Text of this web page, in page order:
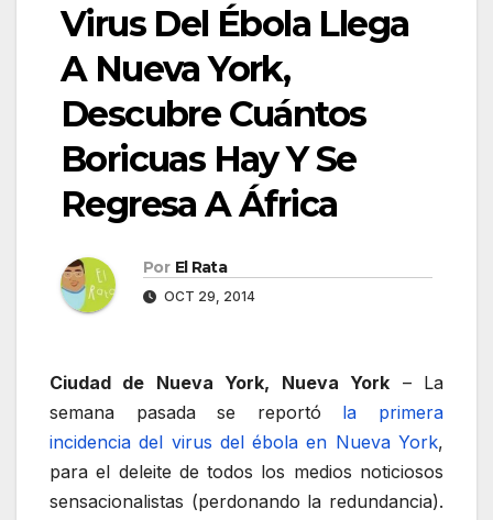
Virus Del Ébola Llega
A Nueva York,
Descubre Cuántos
Boricuas Hay Y Se
Regresa A África
Por El Rata
OCT 29, 2014
Ciudad de Nueva York, Nueva York – La
semana pasada se reportó la primera
incidencia del virus del ébola en Nueva York,
para el deleite de todos los medios noticiosos
sensacionalistas (perdonando la redundancia).